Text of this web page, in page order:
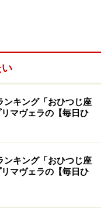
ェック！
ェック！
キング「おひつじ座
マヴェラの【毎日ひ
キング「おひつじ座
マヴェラの【毎日ひ